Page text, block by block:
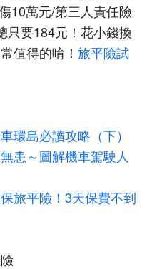
10萬元/第三人責任險
只要184元！花小錢換
值得的唷！ 旅平險試
環島必讀攻略（下）
患～圖解機車駕駛人
旅平險！ 3天保費不到